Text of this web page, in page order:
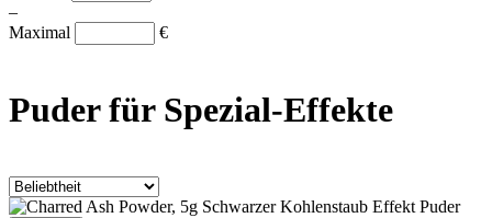
–
Maximal
€
Puder für Spezial-Effekte